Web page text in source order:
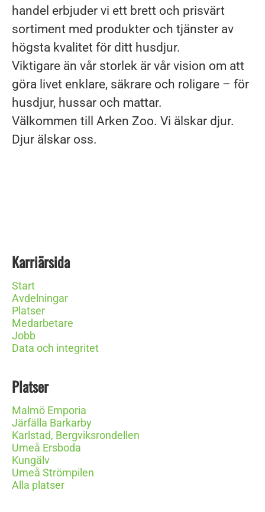
handel erbjuder vi ett brett och prisvärt
sortiment med produkter och tjänster av
högsta kvalitet för ditt husdjur.
Viktigare än vår storlek är vår vision om att
göra livet enklare, säkrare och roligare – för
husdjur, hussar och mattar.
Välkommen till Arken Zoo. Vi älskar djur.
Djur älskar oss.
Karriärsida
Start
Avdelningar
Platser
Medarbetare
Jobb
Data och integritet
Platser
Malmö Emporia
Järfälla Barkarby
Karlstad, Bergviksrondellen
Umeå Ersboda
Kungälv
Umeå Strömpilen
Alla platser